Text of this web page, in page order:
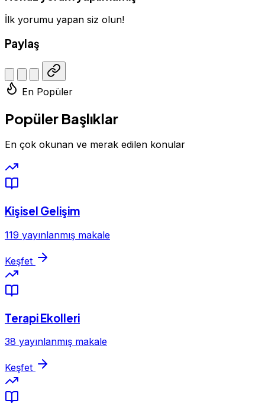
İlk yorumu yapan siz olun!
Paylaş
En Popüler
Popüler Başlıklar
En çok okunan ve merak edilen konular
Kişisel Gelişim
119 yayınlanmış makale
Keşfet
Terapi Ekolleri
38 yayınlanmış makale
Keşfet